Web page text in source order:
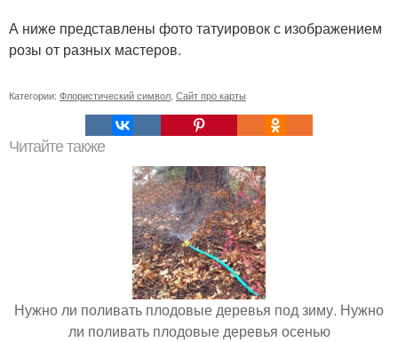
А ниже представлены фото татуировок с изображением
розы от разных мастеров.
Категории: Флористический символ Сайт про карты
Читайте также
Нужно ли поливать плодовые деревья под зиму. Нужно
ли поливать плодовые деревья осенью